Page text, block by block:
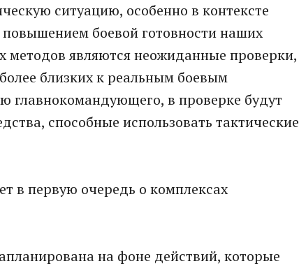
ситуацию, особенно в контексте
боевой готовности наших
являются неожиданные проверки,
близких к реальным боевым
главнокомандующего, в проверке будут
способные использовать тактические
в первую очередь о комплексах
на фоне действий, которые